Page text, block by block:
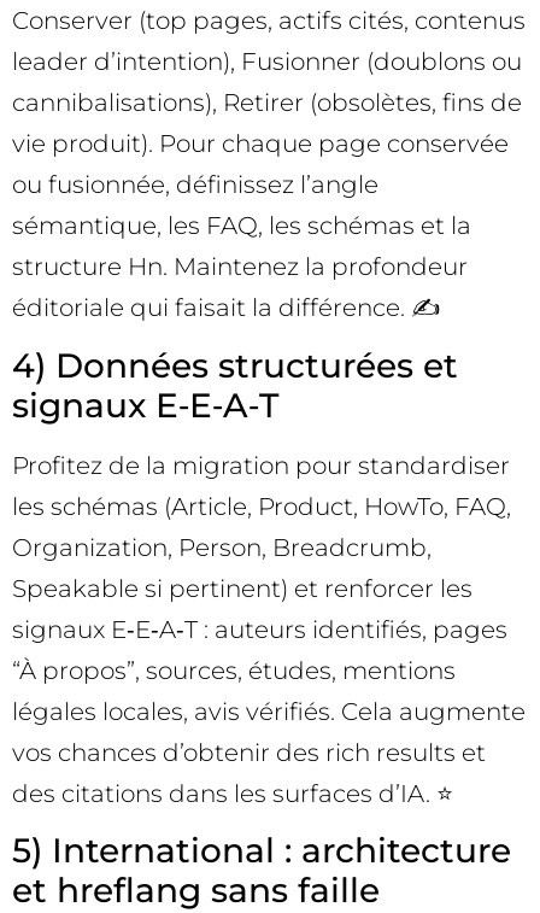
Conserver (top pages, actifs cités, contenus
leader d’intention), Fusionner (doublons ou
cannibalisations), Retirer (obsolètes, fins de
vie produit). Pour chaque page conservée
ou fusionnée, définissez l’angle
sémantique, les FAQ, les schémas et la
structure Hn. Maintenez la profondeur
éditoriale qui faisait la différence. ✍️
4) Données structurées et
signaux E‑E‑A‑T
Profitez de la migration pour standardiser
les schémas (Article, Product, HowTo, FAQ,
Organization, Person, Breadcrumb,
Speakable si pertinent) et renforcer les
signaux E‑E‑A‑T : auteurs identifiés, pages
“À propos”, sources, études, mentions
légales locales, avis vérifiés. Cela augmente
vos chances d’obtenir des rich results et
des citations dans les surfaces d’IA. ⭐
5) International : architecture
et hreflang sans faille